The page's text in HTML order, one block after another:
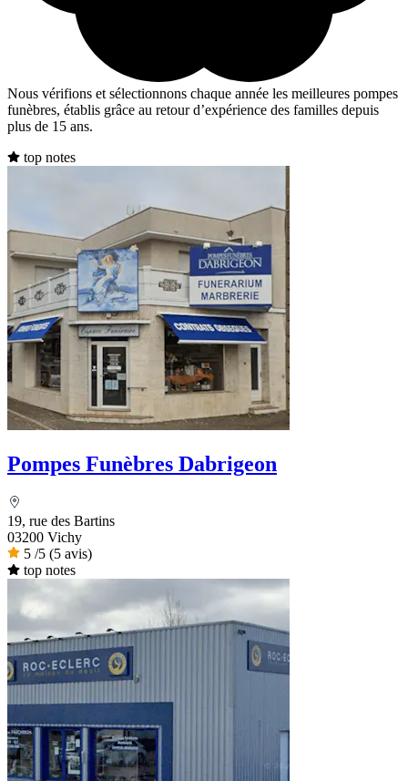
Nous vérifions et sélectionnons chaque année les meilleures pompes
funèbres, établis grâce au retour d’expérience des familles depuis
plus de 15 ans.
top notes
Pompes Funèbres Dabrigeon
19, rue des Bartins
03200 Vichy
5 /5 (5 avis)
top notes